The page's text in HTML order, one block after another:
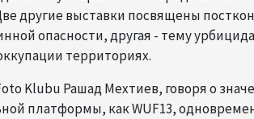
другие выставки посвящены
опасности, другая - тему
территориях.
Klubu Рашад Мехтиев, говоря о
платформы, как WUF13,